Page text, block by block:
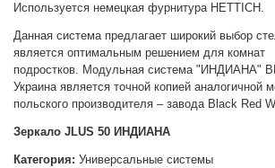
Используется немецкая фурнитура HETTICH.
Данная система предлагает широкий выбор
является оптимальным решением для комнат
подростков. Модульная система "ИНДИАНА"
Украинаявляется точной копией аналогичной
польского производителя – завода Black Red
Зеркало JLUS 50 ИНДИАНА
Категория: Универсальные системы